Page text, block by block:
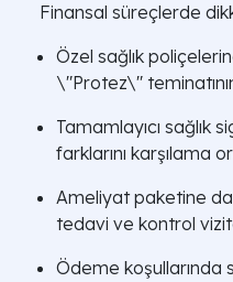
Finansal süreçlerde
Özel sağlık
\"Protez\"
Tamamlayıcı sağlık
farklarını karşılama
Ameliyat paketine
tedavi ve kontrol
Ödeme koşullarında